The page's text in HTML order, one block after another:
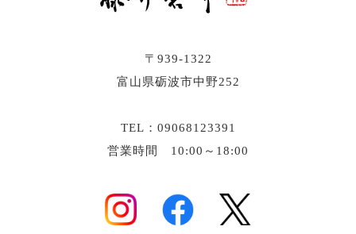
〒939-1322
富山県砺波市中野252
TEL：09068123391
営業時間 10:00～18:00